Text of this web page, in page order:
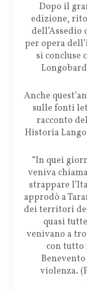
Dopo il
edizione,
dell’Assedio
per opera
si concluse
Anche
sulle fonti
racconto
Historia
“In quei
veniva
strappare
approdò a
dei territori
quasi
venivano a
con tutto
violenza.